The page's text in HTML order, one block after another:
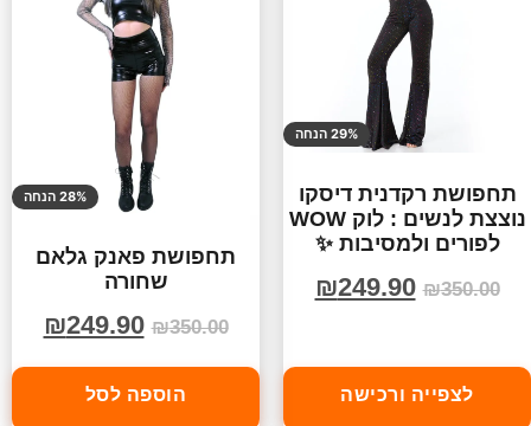
29% הנחה
תחפושת רקדנית דיסקו
נוצצת לנשים : לוק WOW
לפורים ולמסיבות ✨
₪350.00
₪249.90
לצפייה ורכישה
28% הנחה
תחפושת פאנק גלאם
שחורה
₪350.00
₪249.90
הוספה לסל